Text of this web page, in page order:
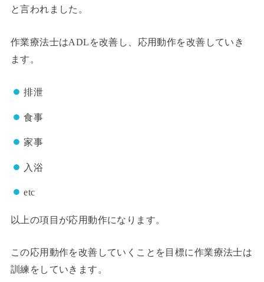
と言われました。
作業療法士はADLを改善し、応用動作を改善していき
ます。
排泄
食事
家事
入浴
etc
以上の項目が応用動作になります。
この応用動作を改善していくことを目標に作業療法士は
訓練をしていきます。